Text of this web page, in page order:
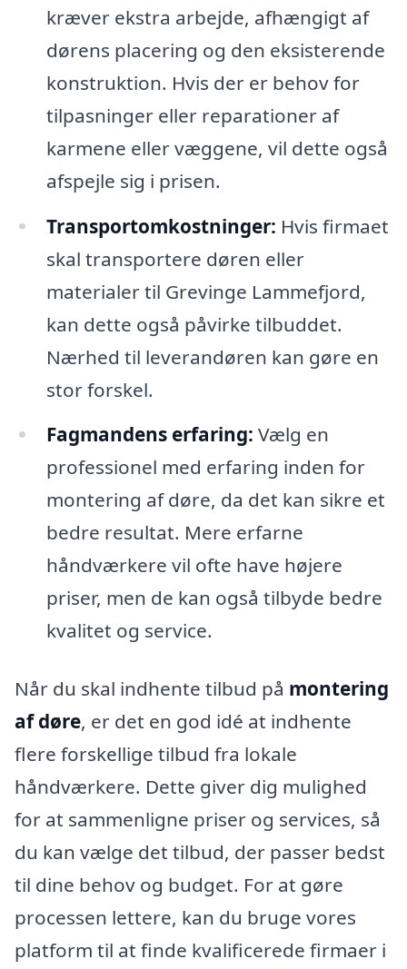
kræver ekstra arbejde, afhængigt af
dørens placering og den eksisterende
konstruktion. Hvis der er behov for
tilpasninger eller reparationer af
karmene eller væggene, vil dette også
afspejle sig i prisen.
Transportomkostninger: Hvis firmaet
skal transportere døren eller
materialer til Grevinge Lammefjord,
kan dette også påvirke tilbuddet.
Nærhed til leverandøren kan gøre en
stor forskel.
Fagmandens erfaring: Vælg en
professionel med erfaring inden for
montering af døre, da det kan sikre et
bedre resultat. Mere erfarne
håndværkere vil ofte have højere
priser, men de kan også tilbyde bedre
kvalitet og service.
Når du skal indhente tilbud på montering
af døre, er det en god idé at indhente
flere forskellige tilbud fra lokale
håndværkere. Dette giver dig mulighed
for at sammenligne priser og services, så
du kan vælge det tilbud, der passer bedst
til dine behov og budget. For at gøre
processen lettere, kan du bruge vores
platform til at finde kvalificerede firmaer i